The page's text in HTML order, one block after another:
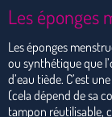
Les éponges
Les éponges
ou synthétique que
d’eau tiède. C’est
(cela dépend de sa
tampon réutilisable,